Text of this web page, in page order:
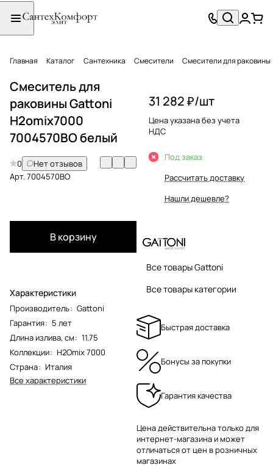
Главная Каталог Сантехника Смесители Смесители для раковины
Смеситель для
раковины Gattoni
H2omix7000
7004570BO белый
0
Нет отзывов
Арт.7004570BO
В корзину
Характеристики
Производитель: Gattoni
Гарантия: 5 лет
Длина излива, см: 11.75
Коллекции: H2Omix 7000
Страна: Италия
Все характеристики
31 282 ₽/шт
Цена указана без учета
НДС
Под заказ
Рассчитать доставку
Нашли дешевле?
Все товары Gattoni
Все товары категории
Быстрая доставка
Бонусы за покупки
Гарантия качества
Цена действительна только для
интернет-магазина и может
отличаться от цен в розничных
магазинах